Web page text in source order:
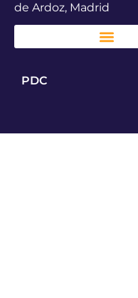
de Ardoz, Madrid
PDC